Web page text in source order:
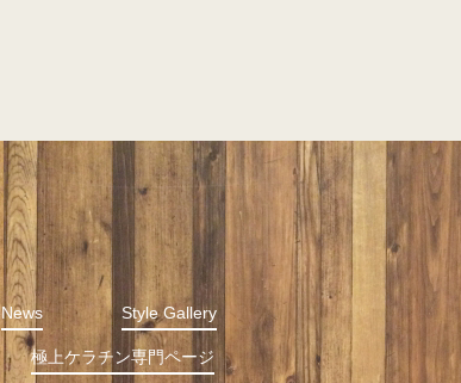
News Style Gallery
極上ケラチン専門ページ